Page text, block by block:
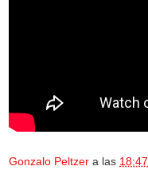
Gonzalo Peltzer a las 18:47